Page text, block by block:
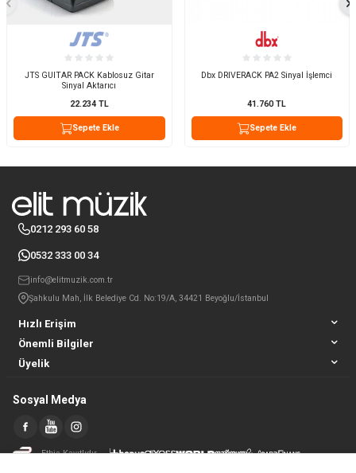
JTS GUITAR PACK Kablosuz Gitar
Sinyal Aktarıcı
22.234TL
Sepete Ekle
Dbx DRIVERACK PA2 Sinyal İşlemci
41.760TL
Sepete Ekle
Hızlı Erişim
Önemli Bilgiler
Üyelik
0212 293 60 58
0532 333 00 34
info@elitmuzik.com.tr
Şahkulu Mah, İlk Belediye Cd. No:19/A, 34421 Beyoğlu/İstanbul
Sosyal Medya
Etbis Kayıtlıdır